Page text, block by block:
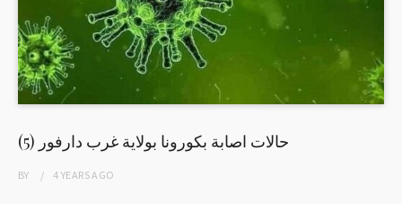
(5) حالات اصابة بكورونا بولاية غرب دارفور
BY 4 YEARSAGO